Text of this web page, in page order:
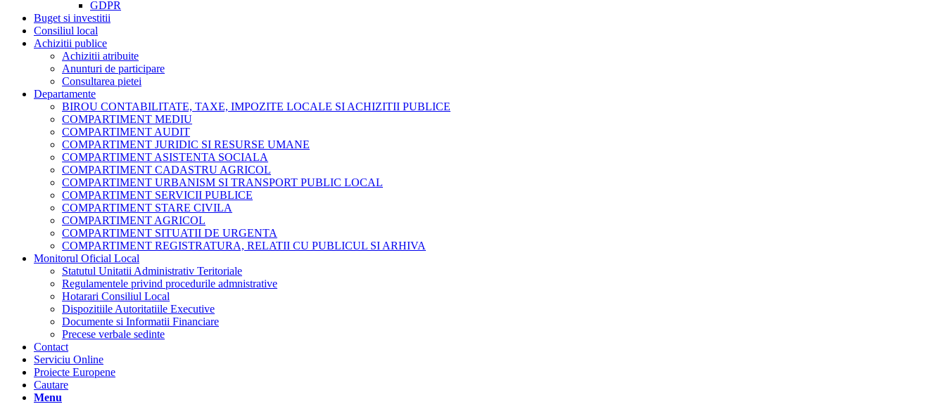
GDPR
Buget si investitii
Consiliul local
Achizitii publice
Achizitii atribuite
Anunturi de participare
Consultarea pietei
Departamente
BIROU CONTABILITATE, TAXE, IMPOZITE LOCALE SI ACHIZITII PUBLICE
COMPARTIMENT MEDIU
COMPARTIMENT AUDIT
COMPARTIMENT JURIDIC SI RESURSE UMANE
COMPARTIMENT ASISTENTA SOCIALA
COMPARTIMENT CADASTRU AGRICOL
COMPARTIMENT URBANISM SI TRANSPORT PUBLIC LOCAL
COMPARTIMENT SERVICII PUBLICE
COMPARTIMENT STARE CIVILA
COMPARTIMENT AGRICOL
COMPARTIMENT SITUATII DE URGENTA
COMPARTIMENT REGISTRATURA, RELATII CU PUBLICUL SI ARHIVA
Monitorul Oficial Local
Statutul Unitatii Administrativ Teritoriale
Regulamentele privind procedurile admnistrative
Hotarari Consiliul Local
Dispozitiile Autoritatiile Executive
Documente si Informatii Financiare
Precese verbale sedinte
Contact
Serviciu Online
Proiecte Europene
Cautare
Menu